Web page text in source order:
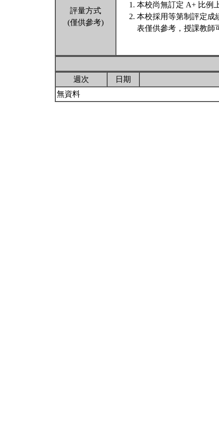
評量方式
(僅供參考)
本校尚無訂定 A+ 比例
本校採用等第制評定成
表僅供參考，授課教師
週次
日期
無資料